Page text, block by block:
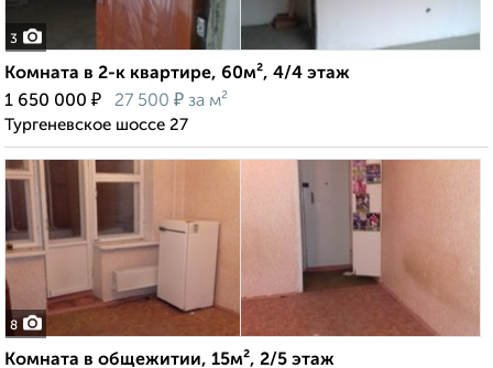
3
Комната в 2-к квартире, 60м², 4/4 этаж
1 650 000 ₽ 27 500 ₽ за м²
Тургеневское шоссе 27
8
Комната в общежитии, 15м², 2/5 этаж